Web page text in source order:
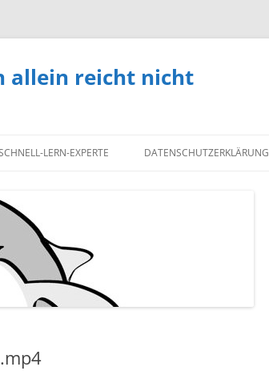
allein reicht nicht
LERN-EXPERTE DATENSCHUTZERKLÄRUNG